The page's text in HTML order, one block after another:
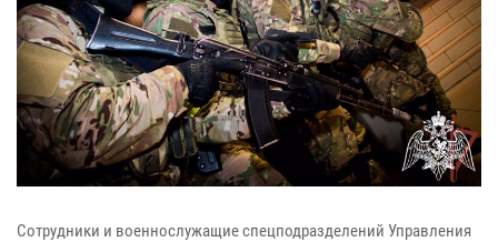
Сотрудники и военнослужащие спецподразделений Управления